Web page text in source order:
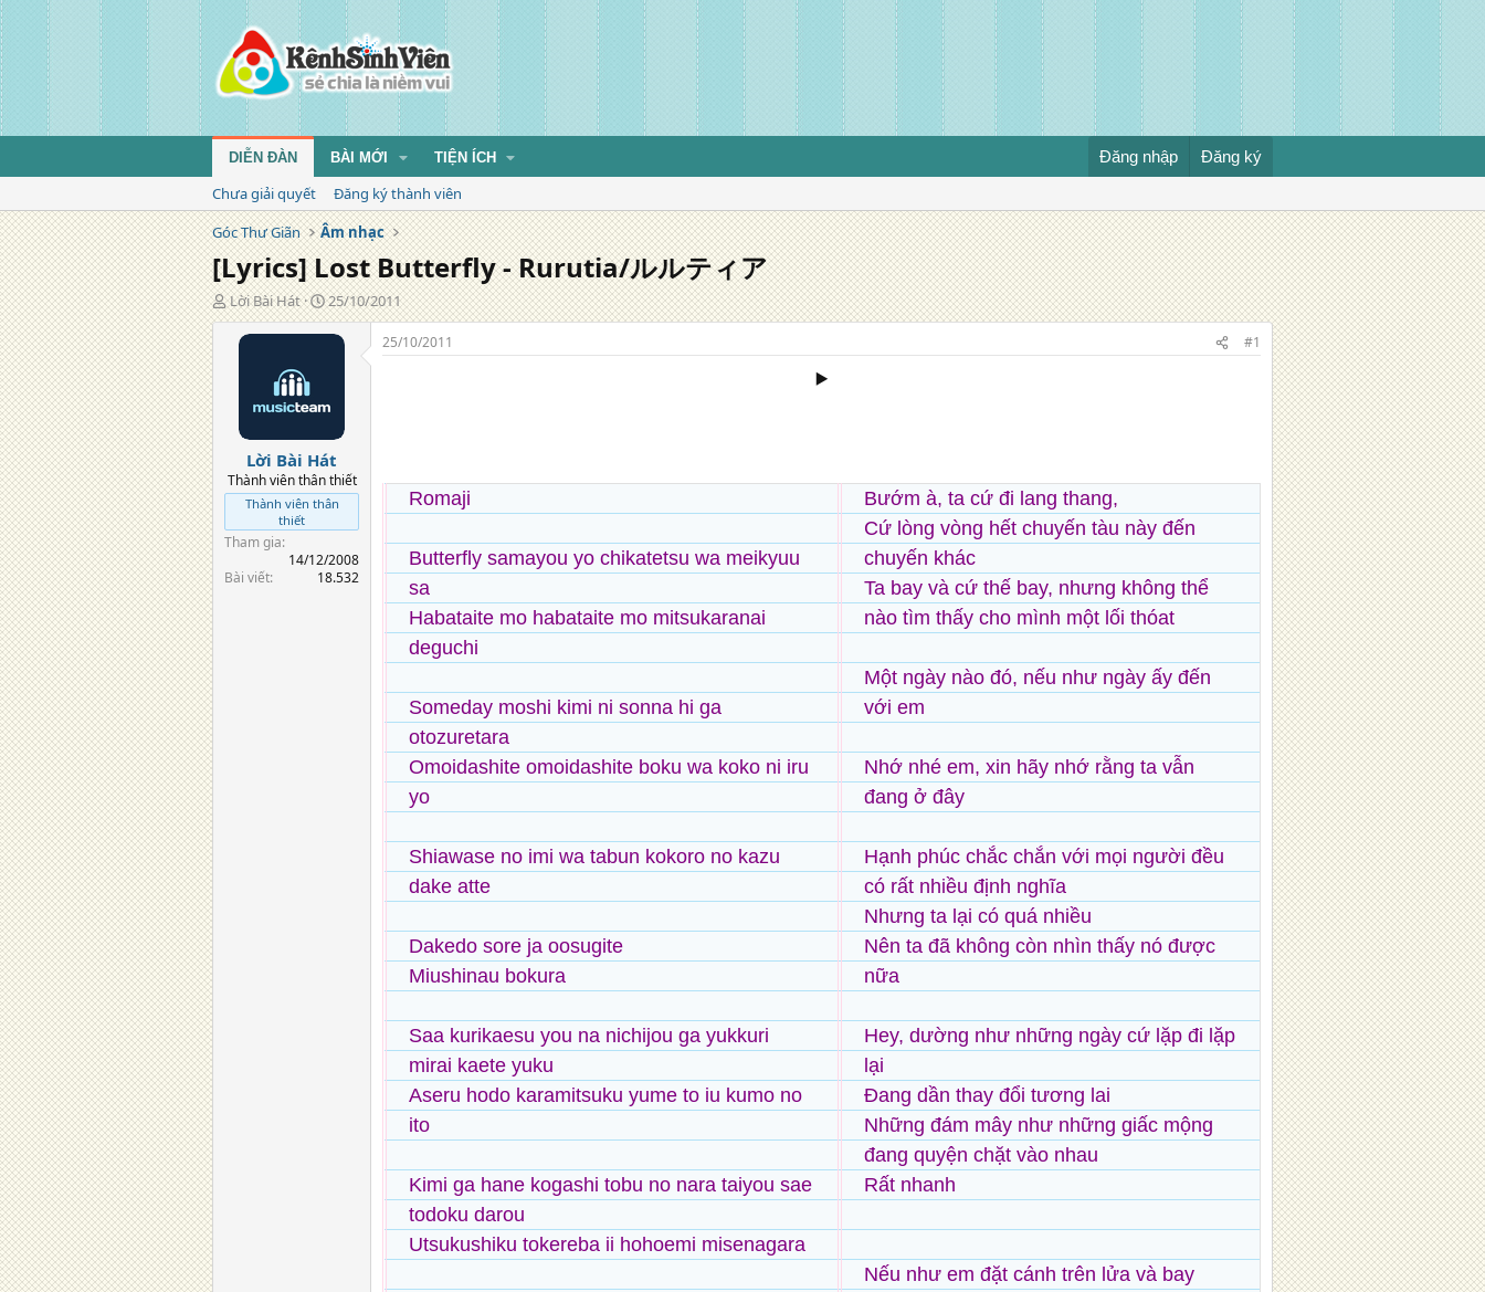
DIỄN ĐÀN BÀI MỚI TIỆN ÍCH Đăng nhập Đăng ký
Chưa giải quyết
Đăng ký thành viên
Góc Thư Giãn
Âm nhạc
[Lyrics] Lost Butterfly - Rurutia/ルルティア
T
á
Lời Bài Hát
N
g
à
n
g
25/10/2011
Lời Bài Hát
Thành viên thân thiết
Thành viên thân
thiết
Tham gia
14/12/2008
Bài viết
18.532
25/10/2011 #1
▶️
Romaji
Butterfly samayou yo chikatetsu wa meikyuu
sa
Habataite mo habataite mo mitsukaranai
deguchi
Someday moshi kimi ni sonna hi ga
otozuretara
Omoidashite omoidashite boku wa koko ni iru
yo
Shiawase no imi wa tabun kokoro no kazu
dake atte
Dakedo sore ja oosugite
Miushinau bokura
Saa kurikaesu you na nichijou ga yukkuri
mirai kaete yuku
Aseru hodo karamitsuku yume to iu kumo no
ito
Kimi ga hane kogashi tobu no nara taiyou sae
todoku darou
Utsukushiku tokereba ii hohoemi misenagara
Bướm à, ta cứ đi lang thang,
Cứ lòng vòng hết chuyến tàu này đến
chuyến khác
Ta bay và cứ thế bay, nhưng không thể
nào tìm thấy cho mình một lối thóat
Một ngày nào đó, nếu như ngày ấy đến
với em
Nhớ nhé em, xin hãy nhớ rằng ta vẫn
đang ở đây
Hạnh phúc chắc chắn với mọi người đều
có rất nhiều định nghĩa
Nhưng ta lại có quá nhiều
Nên ta đã không còn nhìn thấy nó được
nữa
Hey, dường như những ngày cứ lặp đi lặp
lại
Đang dần thay đổi tương lai
Những đám mây như những giấc mộng
đang quyện chặt vào nhau
Rất nhanh
Nếu như em đặt cánh trên lửa và bay